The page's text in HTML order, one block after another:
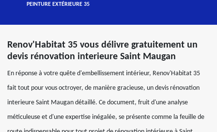
PEINTURE EXTÉRIEURE 35
Renov'Habitat 35 vous délivre gratuitement un
devis rénovation interieure Saint Maugan
En réponse à votre quête d'embellissement intérieur, Renov'Habitat 35
fait tout pour vous octroyer, de manière gracieuse, un devis rénovation
interieure Saint Maugan détaillé. Ce document, fruit d'une analyse
méticuleuse et d'une expertise inégalée, se présente comme la feuille de